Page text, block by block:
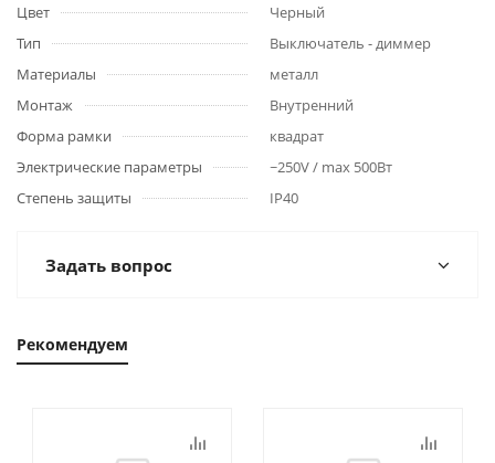
Цвет
Черный
Тип
Выключатель - диммер
Материалы
металл
Монтаж
Внутренний
Форма рамки
квадрат
Электрические параметры
~250V / max 500Вт
Степень защиты
IP40
Задать вопрос
Рекомендуем